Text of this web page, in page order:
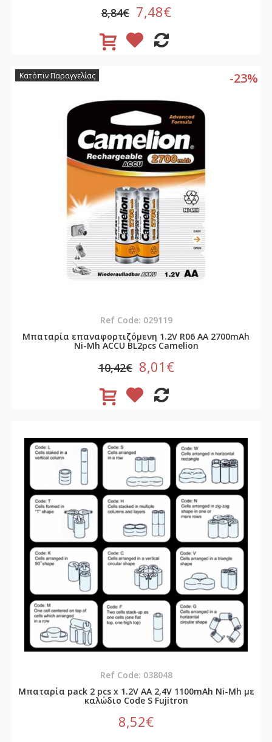
8,84€ 7,48€
-23%
Κατόπιν Παραγγελίας
Ref Code: 029119
Μπαταρία επαναφορτιζόμενη 1.2V R06 AA 2700mAh
Νi-Mh ACCU BL2pcs Camelion
10,42€ 8,01€
Ref Code: 038048
Μπαταρία pack 2 pcs x 1.2V AA 2,4V 1100mAh Νi-Mh με
καλώδιο Code S Fujitron
8,52€